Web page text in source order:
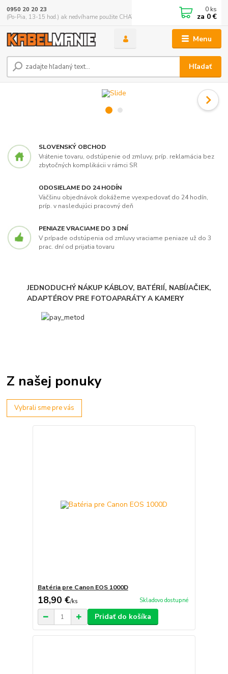
Menu
Hľadať
0950 20 20 23
(Po-Pia, 13-15 hod.) ak nedvíhame použite CHATBOX
0 ks
za 0 €
SLOVENSKÝ OBCHOD
Vrátenie tovaru, odstúpenie od zmluvy, príp. reklamácia bez
zbytočných komplikácii v rámci SR
ODOSIELAME DO 24 HODÍN
Väčšinu objednávok dokážeme vyexpedovať do 24 hodín,
príp. v nasledujúci pracovný deň
PENIAZE VRACIAME DO 3 DNÍ
V prípade odstúpenia od zmluvy vraciame peniaze už do 3
prac. dní od prijatia tovaru
JEDNODUCHÝ NÁKUP KÁBLOV, BATÉRIÍ, NABÍJAČIEK,
ADAPTÉROV PRE FOTOAPARÁTY A KAMERY
Z našej ponuky
Vybrali sme pre vás
Batéria pre Canon EOS 1000D
18,90 €/ks Skladovo dostupné
Pridať do košíka